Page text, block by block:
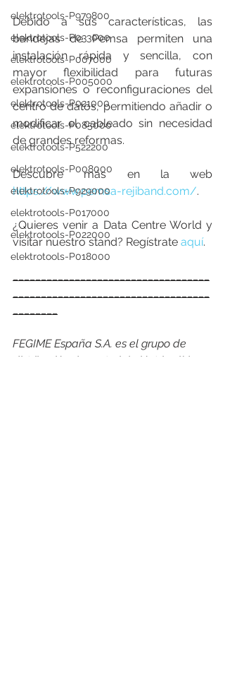
elektrotools-P979800
elektrotools-P033000
elektrotools-P007000
elektrotools-P005000
elektrotools-P021000
elektrotools-P085000
elektrotools-P522200
elektrotools-P008000
elektrotools-P929000
elektrotools-P017000
elektrotools-P022000
elektrotools-P018000
Debido a sus características, las
bandejas de Pemsa permiten una
instalación rápida y sencilla, con
mayor flexibilidad para futuras
expansiones o reconfiguraciones del
centro de datos, permitiendo añadir o
modificar el cableado sin necesidad
de grandes reformas.
https://www.pemsa-rejiband.com/.
¿Quieres venir a Data Centre World y
visitar nuestro stand? Regístrate aquí.
FEGIME España S.A. es el grupo de
distribución de material eléctrico líder